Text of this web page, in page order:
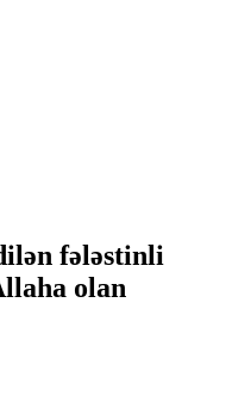
fələstinli
olan